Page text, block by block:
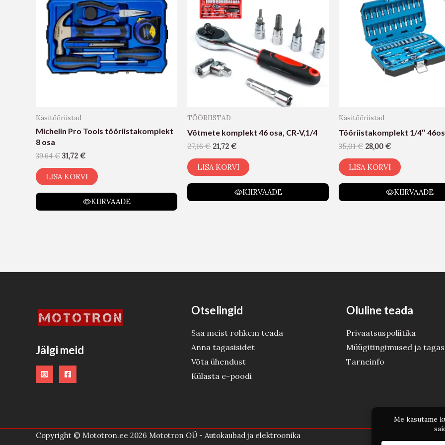
Käsitööriistad
Michelin Pro Tools tööriistakomplekt
8 osa
39,64€ 31,72 €
LISA KORVI
KIIRVAADE
TÖÖRIISTAD
Võtmete komplekt 46 osa, CR-V,1/4
27,16€ 21,72 €
LISA KORVI
KIIRVAADE
Käsitööriistad
Tööriistakomplekt 1/4″
35,01€ 28,00 €
LISA KORVI
KIIRVAADE
Jälgi meid
Otselingid
Saa meist rohkem teada
Anna tagasisidet
Võta ühendust
Külasta e-poodi
Oluline teada
Privaatsuspoliitika
Müügitingimused ja
Tarneinfo
Copyright © Mototron.ee 2026 Mototron OÜ - Autokaubad ja elektroonika